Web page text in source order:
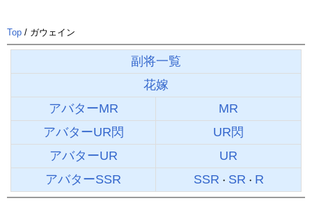
Top / ガウェイン
副将一覧
花嫁
アバターMR
MR
アバターUR閃
UR閃
アバターUR
UR
アバターSSR
SSR ・ SR ・ R